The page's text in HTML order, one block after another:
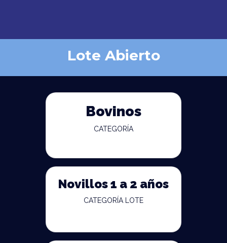
Lote Abierto
Bovinos
CATEGORÍA
Novillos 1 a 2 años
CATEGORÍA LOTE